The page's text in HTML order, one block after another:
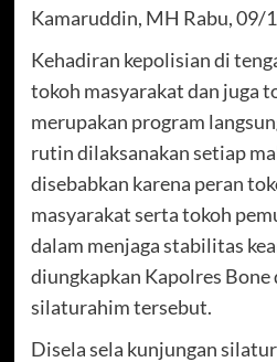
Kamaruddin, MH Rabu, 09/
Kehadiran kepolisian di
tokoh masyarakat dan juga
merupakan program
rutin dilaksanakan setiap
disebabkan karena peran
masyarakat serta tokoh
dalam menjaga stabilitas
diungkapkan Kapolres Bone
silaturahim tersebut.
Disela sela kunjungan